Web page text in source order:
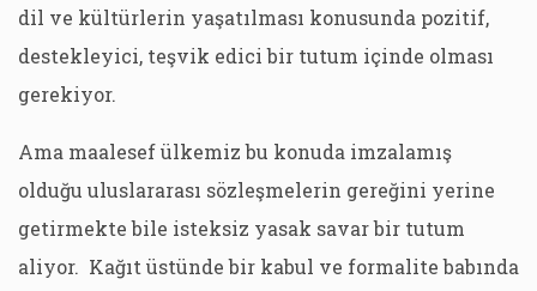
dil ve kültürlerin yaşatılması konusunda pozitif,
destekleyici, teşvik edici bir tutum içinde olması
gerekiyor.
Ama maalesef ülkemiz bu konuda imzalamış
olduğu uluslararası sözleşmelerin gereğini yerine
getirmekte bile isteksiz yasak savar bir tutum
aliyor. Kağıt üstünde bir kabul ve formalite babında